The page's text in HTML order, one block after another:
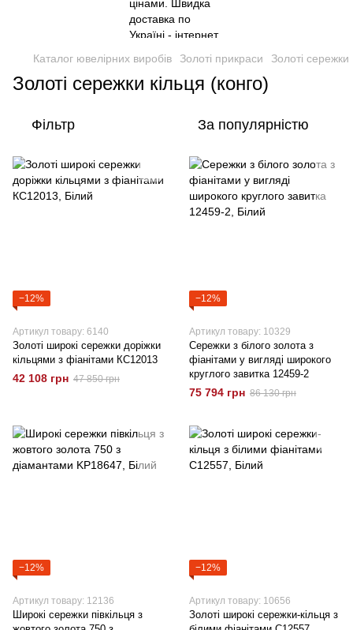
Каталог ювелірних виробів Золоті прикраси Золоті сережки
Золоті сережки кільця (конго)
Фільтр За популярністю
−12%
Артикул товару: 6140
Золоті широкі сережки доріжки
кільцями з фіанітами КС12013
42 108 грн 47 850 грн
−12%
Артикул товару: 10329
Сережки з білого золота з
фіанітами у вигляді широкого
круглого завитка 12459-2
75 794 грн 86 130 грн
−12%
Артикул товару: 12136
Широкі сережки півкільця з
−12%
Артикул товару: 10656
Золоті широкі сережки-кільця з